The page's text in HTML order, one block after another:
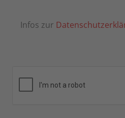
Infos zur